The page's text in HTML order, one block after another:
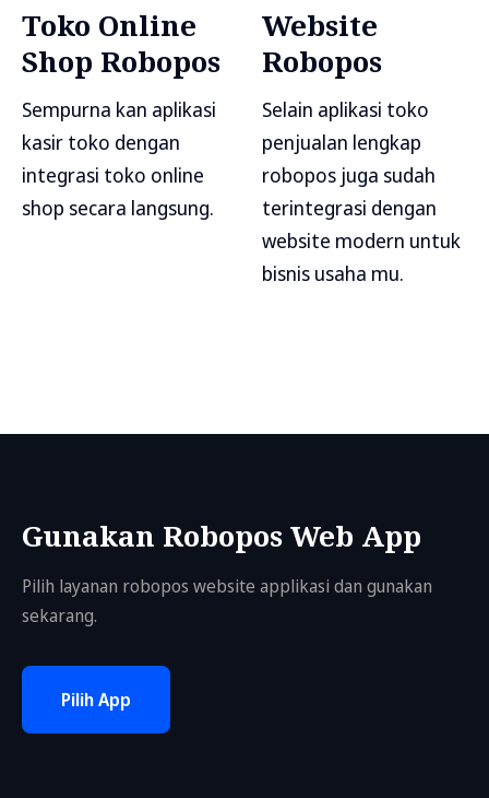
Toko Online
Shop Robopos
Sempurna kan aplikasi
kasir toko dengan
integrasi toko online
shop secara langsung.
Website
Robopos
Selain aplikasi toko
penjualan lengkap
robopos juga sudah
terintegrasi dengan
website modern untuk
bisnis usaha mu.
Gunakan Robopos Web App
Pilih layanan robopos website applikasi dan gunakan
sekarang.
Pilih App